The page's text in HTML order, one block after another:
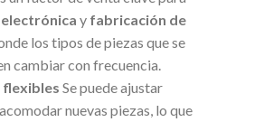
electrónica y fabricación de
los tipos de piezas que se
cambiar con frecuencia.
Se puede ajustar
nuevas piezas, lo que